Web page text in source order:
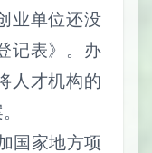
业单位还没
记表》。办
人才机构的
国家地方项